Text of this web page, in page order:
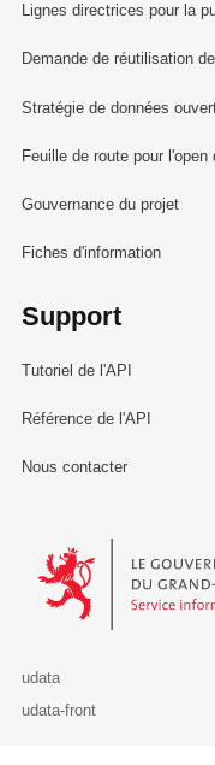
Lignes directrices pour la
Demande de réutilisation
Stratégie de données
Feuille de route pour l'open
Gouvernance du projet
Fiches d'information
Support
Tutoriel de l'API
Référence de l'API
Nous contacter
Le Gouvernement du
udata
udata-front